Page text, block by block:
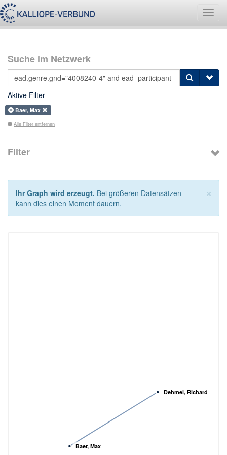
Suche im Netzwerk
Aktive Filter
Baer, Max
Alle Filter entfernen
Filter
×
Ihr Graph wird erzeugt. Bei größeren Datensätzen
kann dies einen Moment dauern.
Baer, Max
Dehmel, Richard